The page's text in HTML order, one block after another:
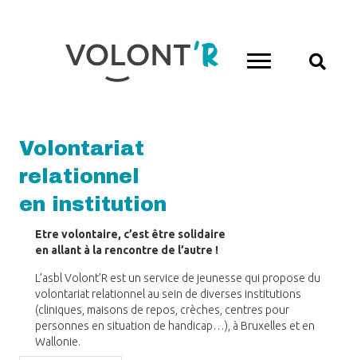
Volontariat
relationnel
en institution
Etre volontaire, c’est être solidaire
en allant à la rencontre de l’autre !
L’asbl Volont’R est un service de jeunesse qui propose du
volontariat relationnel au sein de diverses institutions
(cliniques, maisons de repos, crèches, centres pour
personnes en situation de handicap…), à Bruxelles et en
Wallonie.